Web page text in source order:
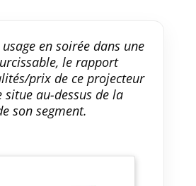
en soirée dans une
le rapport
prix de ce projecteur
situe au-dessus de la
son segment.